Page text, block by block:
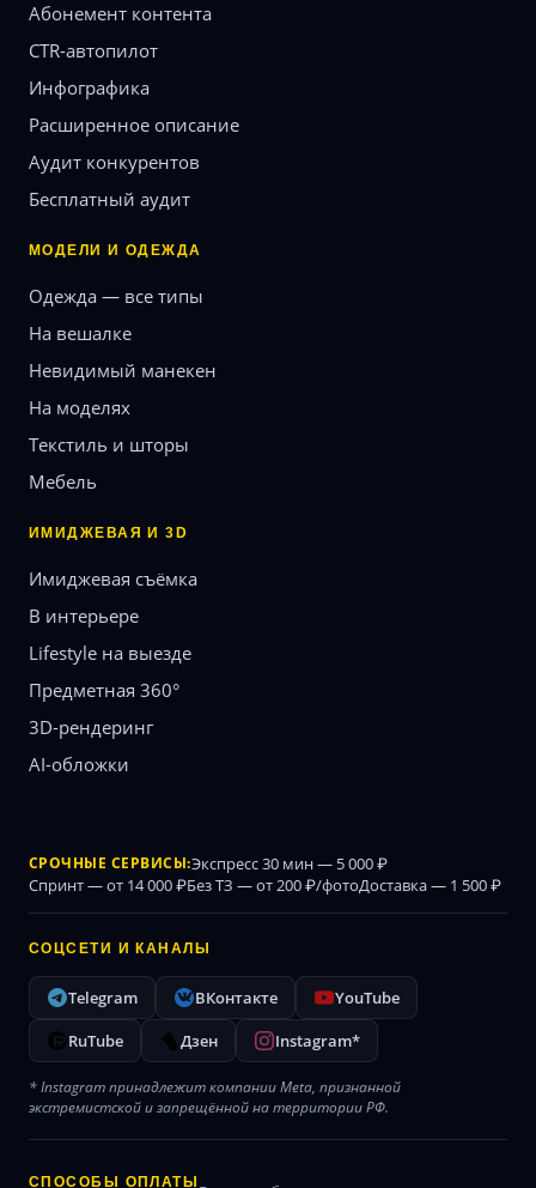
Абонемент контента
CTR-автопилот
Инфографика
Расширенное описание
Аудит конкурентов
Бесплатный аудит
МОДЕЛИ И ОДЕЖДА
Одежда — все типы
На вешалке
Невидимый манекен
На моделях
Текстиль и шторы
Мебель
ИМИДЖЕВАЯ И 3D
Имиджевая съёмка
В интерьере
Lifestyle на выезде
Предметная 360°
3D-рендеринг
AI-обложки
СРОЧНЫЕ СЕРВИСЫ:Экспресс 30 мин — 5 000 ₽
Спринт — от 14 000 ₽Без ТЗ — от 200 ₽/фотоДоставка — 1 500 ₽
СОЦСЕТИ И КАНАЛЫ
Telegram ВКонтакте
YouTube
RuTube
Дзен Instagram*
* Instagram принадлежит компании Meta, признанной
экстремистской и запрещённой на территории РФ.
СПОСОБЫ ОПЛАТЫ